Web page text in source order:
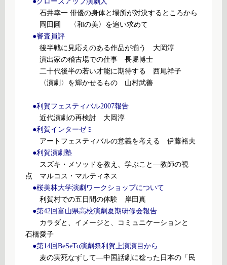
石井幸一 俳優の身体と場所が対決するところから
岡田圓 〈和の美〉を追い求めて
●審査員評
後半戦に見応えのある作品が揃う 大岡淳
演出家の稽古場での仕事 長堀博士
二十代後半の若い才能に期待する 西尾祥子
〈演劇〉を輝かせるもの 山村武善
●利賀フェスティバル2007報告
近代演劇の再検討 大岡淳
●利賀インターゼミ
アートフェスティバルの意義を考える 伊藤裕夫
●利賀演劇塾
スズキ・メソッドを教え、学ぶこと―教師の視
点 マルコス・マルティネス
●桜美林大学演劇ワークショップについて
利賀村での五日間の体験 岸田真
●第42回富山県高校演劇夏期研修会報告
カラダと、イメージと、コミュニケーションと
石橋愛子
●第14回BeSeTo演劇祭利賀上演演目から
麦の実死なずして―中国話劇に稔った日本の「民